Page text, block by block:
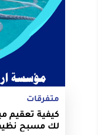
متفرقات
لك مسبح